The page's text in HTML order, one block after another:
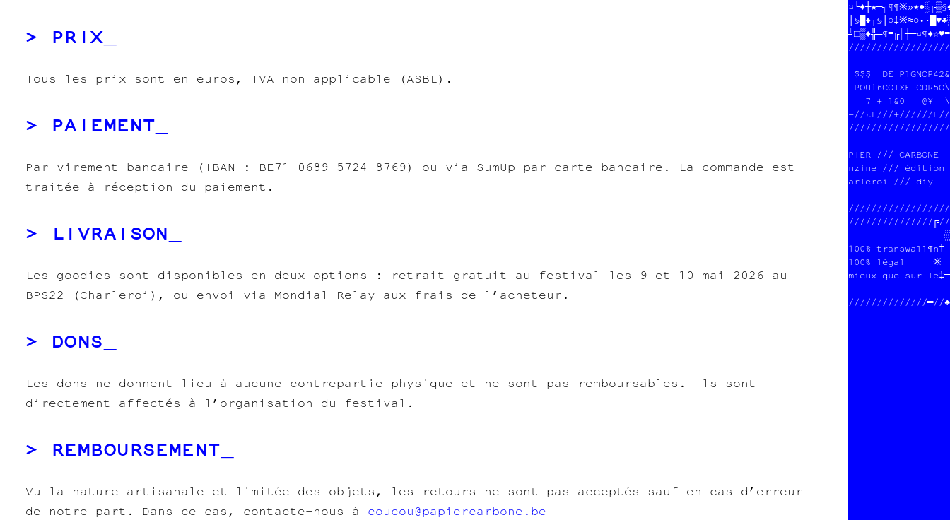
$$$  DU POGNON
POUR COPIE
PIER ///
nzine ///
arleroi /// diy
///////////////╔//
100%
100% légal
mieux que sur
//////////////═//
PRIX
Tous les prix sont en euros, TVA non applicable (ASBL).
PAIEMENT
Par virement bancaire (IBAN : BE71 0689 5724 8769) ou via SumUp par carte bancaire. La commande est
traitée à réception du paiement.
LIVRAISON
Les goodies sont disponibles en deux options : retrait gratuit au festival les 9 et 10 mai 2026 au
BPS22 (Charleroi), ou envoi via Mondial Relay aux frais de l’acheteur.
DONS
Les dons ne donnent lieu à aucune contrepartie physique et ne sont pas remboursables. Ils sont
directement affectés à l’organisation du festival.
REMBOURSEMENT
Vu la nature artisanale et limitée des objets, les retours ne sont pas acceptés sauf en cas d’erreur
de notre part. Dans ce cas, contacte-nous à coucou@papiercarbone.be